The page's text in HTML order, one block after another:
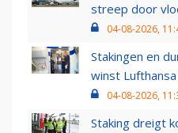
streep door
04-08-2026,
Stakingen en
winst
04-08-2026,
Staking dreigt